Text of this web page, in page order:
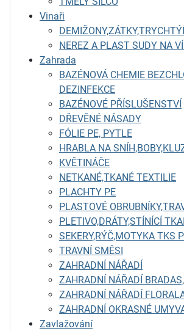
Vinaři
NEREZ A PLAST SUDY NA
Zahrada
BAZÉNOVÁ CHEMIE
DEZINFEKCE
BAZÉNOVÉ PŘÍSLUŠENSTVÍ
DŘEVĚNÉ NÁSADY
FÓLIE PE, PYTLE
HRABLA NA
KVĚTINÁČE
NETKANÉ,TKANÉ TEXTILIE
PLACHTY PE
PLASTOVÉ
PLETIVO,DRÁTY,STÍNÍCÍ
SEKERY,RÝČ,MOTYKA TKS
TRAVNÍ SMĚSI
ZAHRADNÍ NÁŘADÍ
ZAHRADNÍ NÁŘADÍ
ZAHRADNÍ NÁŘADÍ
ZAHRADNÍ OKRASNÉ
Zavlažování